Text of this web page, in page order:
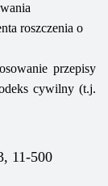
roszczenia o
przepisy
cywilny (t.j.
11-500